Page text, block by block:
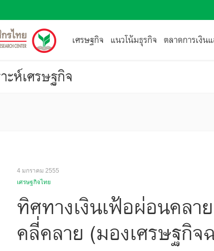
เศรษฐกิจ แนวโน้มธุรกิจ ตลาดการเงิน
ะห์เศรษฐกิจ
4 มกราคม 2555
เศรษฐกิจไทย
ทิศทางเงินเฟ้อผ่อนคล
คลี่คลาย (มองเศรษฐกิ